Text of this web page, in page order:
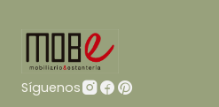
Síguenos